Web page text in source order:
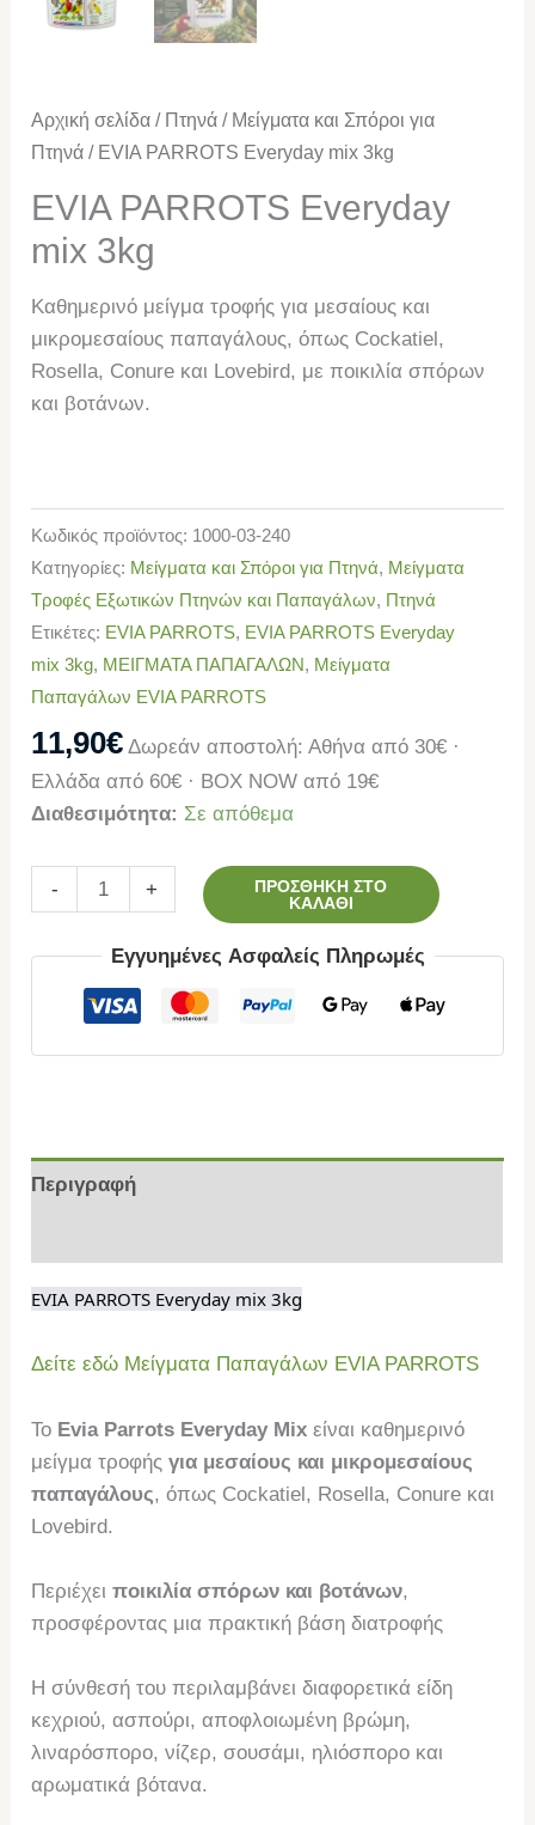
Αρχική σελίδα / Πτηνά / Μείγματα και Σπόροι για
Πτηνά / EVIA PARROTS Everyday mix 3kg
EVIA PARROTS Everyday
mix 3kg
Καθημερινό μείγμα τροφής για μεσαίους και
μικρομεσαίους παπαγάλους, όπως Cockatiel,
Rosella, Conure και Lovebird, με ποικιλία σπόρων
και βοτάνων.
Κωδικός προϊόντος: 1000-03-240
Κατηγορίες: Μείγματα και Σπόροι για Πτηνά, Μείγματα
Τροφές Εξωτικών Πτηνών και Παπαγάλων, Πτηνά
Ετικέτες: EVIA PARROTS, EVIA PARROTS Everyday
mix 3kg, ΜΕΙΓΜΑΤΑ ΠΑΠΑΓΑΛΩΝ, Μείγματα
Παπαγάλων EVIA PARROTS
11,90€ Δωρεάν αποστολή: Αθήνα από 30€ ·
Ελλάδα από 60€ · BOX NOW από 19€
Διαθεσιμότητα: Σε απόθεμα
- +
ΠΡΟΣΘΉΚΗ ΣΤΟ
ΚΑΛΆΘΙ
Εγγυημένες Ασφαλείς Πληρωμές
Περιγραφή
EVIA PARROTS Everyday mix 3kg
Δείτε εδώ Μείγματα Παπαγάλων EVIA PARROTS
Το Evia Parrots Everyday Mix είναι καθημερινό
μείγμα τροφήςγια μεσαίους και μικρομεσαίους
παπαγάλους, όπως Cockatiel, Rosella, Conure και
Lovebird.
Περιέχειποικιλία σπόρων και βοτάνων,
προσφέροντας μια πρακτική βάση διατροφής
Η σύνθεσή του περιλαμβάνει διαφορετικά είδη
κεχριού, ασπούρι, αποφλοιωμένη βρώμη,
λιναρόσπορο, νίζερ, σουσάμι, ηλιόσπορο και
αρωματικά βότανα.